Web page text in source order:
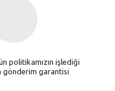
politikamızın işlediği
gönderim garantisi